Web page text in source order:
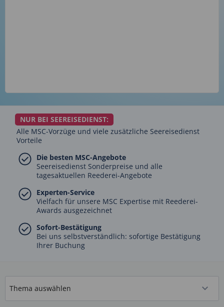
NUR BEI SEEREISEDIENST:
Alle MSC-Vorzüge und viele zusätzliche Seereisedienst
Vorteile
Die besten MSC-Angebote
Seereisedienst Sonderpreise und alle
tagesaktuellen Reederei-Angebote
Experten-Service
Vielfach für unsere MSC Expertise mit Reederei-
Awards ausgezeichnet
Sofort-Bestätigung
Bei uns selbstverständlich: sofortige Bestätigung
Ihrer Buchung